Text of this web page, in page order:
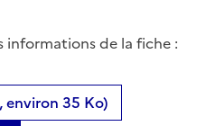
de la fiche :
environ 35 Ko)